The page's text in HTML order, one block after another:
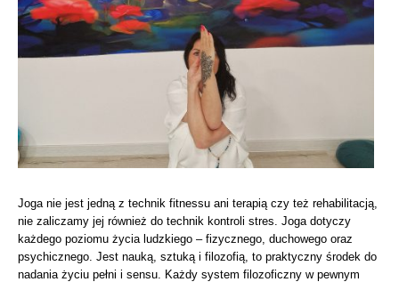
Joga nie jest jedną z technik fitnessu ani terapią czy też rehabilitacją,
nie zaliczamy jej również do technik kontroli stres. Joga dotyczy
każdego poziomu życia ludzkiego – fizycznego, duchowego oraz
psychicznego. Jest nauką, sztuką i filozofią, to praktyczny środek do
nadania życiu pełni i sensu. Każdy system filozoficzny w pewnym